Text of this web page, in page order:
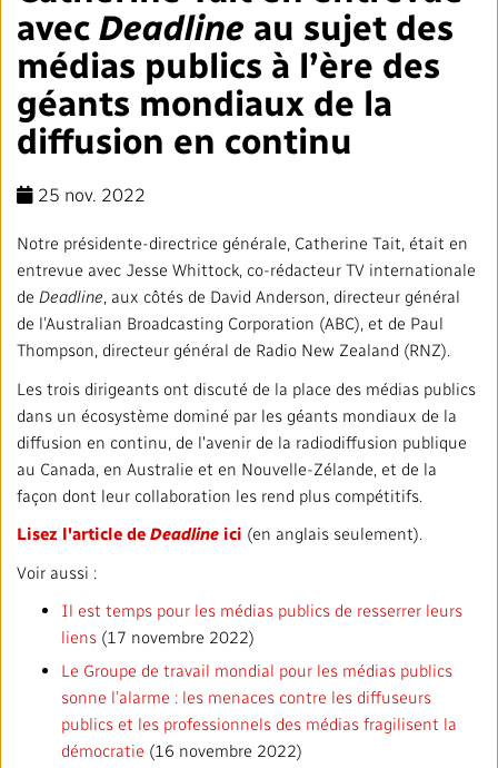
Répertoire des médias locaux
#CestAssez
Rapports annuels
Salle de presse
Notre approche en matière d’intelligence artificielle
Ombudsman
Notre valeur
À propos de nous
Blogue
L'importance de la radiodiffusion publique
VISION
Mandat
Stratégie
Leadership
Syndicats et associations
Services français
Activités dans les communautés
TRANSPARENCE ET ENGAGEMENT
Finances
Équité, diversité et inclusion
Environnement
Vie privée
Accès à l'information
Bureau Valeurs et Éthique
SERVICES
Nos services commerciaux
Nos stations
Partenaires et fournisseurs
RADIO-CANADA CBC STRATÉGIE
Suivez-nous :
PLAN ET RÉTROACTION SUR L’ACCESSIBILITÉ
©2024 Société Radio‑Canada
avec Deadline au sujet des
médias publics à l’ère des
géants mondiaux de la
diffusion en continu
25 nov. 2022
Notre présidente-directrice générale, Catherine Tait, était en
entrevue avec Jesse Whittock, co-rédacteur TV internationale
de Deadline , aux côtés de David Anderson, directeur général
de l’Australian Broadcasting Corporation (ABC), et de Paul
Thompson, directeur général de Radio New Zealand (RNZ).
Les trois dirigeants ont discuté de la place des médias publics
dans un écosystème dominé par les géants mondiaux de la
diffusion en continu, de l'avenir de la radiodiffusion publique
au Canada, en Australie et en Nouvelle-Zélande, et de la
façon dont leur collaboration les rend plus compétitifs.
Lisez l'article de Deadline ici (en anglais seulement).
Voir aussi :
Il est temps pour les médias publics de resserrer leurs
liens (17 novembre 2022)
Le Groupe de travail mondial pour les médias publics
sonne l’alarme : les menaces contre les diffuseurs
publics et les professionnels des médias fragilisent la
démocratie (16 novembre 2022)